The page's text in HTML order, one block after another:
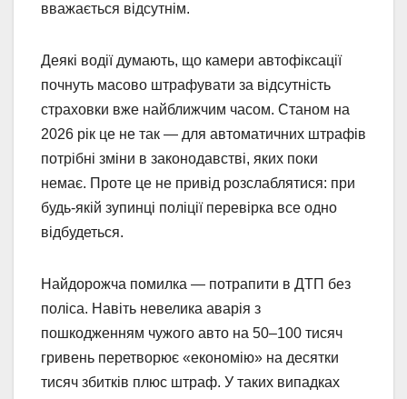
вважається відсутнім.
Деякі водії думають, що камери автофіксації
почнуть масово штрафувати за відсутність
страховки вже найближчим часом. Станом на
2026 рік це не так — для автоматичних штрафів
потрібні зміни в законодавстві, яких поки
немає. Проте це не привід розслаблятися: при
будь-якій зупинці поліції перевірка все одно
відбудеться.
Найдорожча помилка — потрапити в ДТП без
поліса. Навіть невелика аварія з
пошкодженням чужого авто на 50–100 тисяч
гривень перетворює «економію» на десятки
тисяч збитків плюс штраф. У таких випадках